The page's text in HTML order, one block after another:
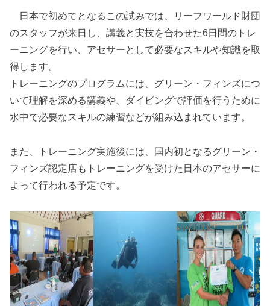
日本で初めてとなるこの試みでは、リーフワールド財団
のスタッフが来日し、講義と実技を合わせた6日間のトレ
ーニングを行い、アセサーとして必要なスキルや知識を取
得します。
トレーニングのプログラムには、グリーン・フィンズにつ
いて理解を深める講義や、ダイビングで評価を行うために
水中で必要なスキルの練習などが組み込まれています。
また、トレーニング実施後には、国内初となるグリーン・
フィンズ認定店もトレーニングを受けた日本のアセサーに
よって行われる予定です。